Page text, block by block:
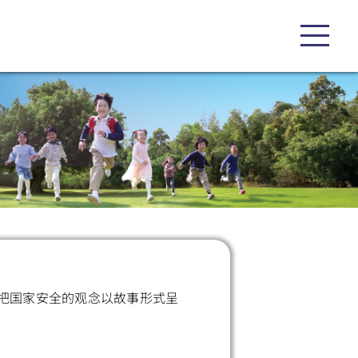
国家安全的观念以故事形式呈